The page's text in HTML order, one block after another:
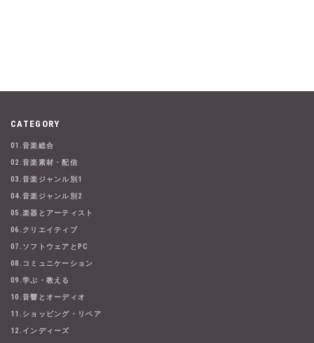
CATEGORY
01.音楽総合
02.音楽素材・配信
03.音楽ジャンル別1
04.音楽ジャンル別2
05.楽器とアーティスト
06.クリエイティブ
07.ソフトウェアとPC
08.コミュニケーション
09.学ぶ・教える
10.音響とオーディオ
11.ショッピング・リペア
12.インディーズ